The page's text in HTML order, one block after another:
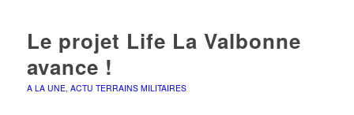
Le projet Life La Valbonne
avance !
A LA UNE, ACTU TERRAINS MILITAIRES